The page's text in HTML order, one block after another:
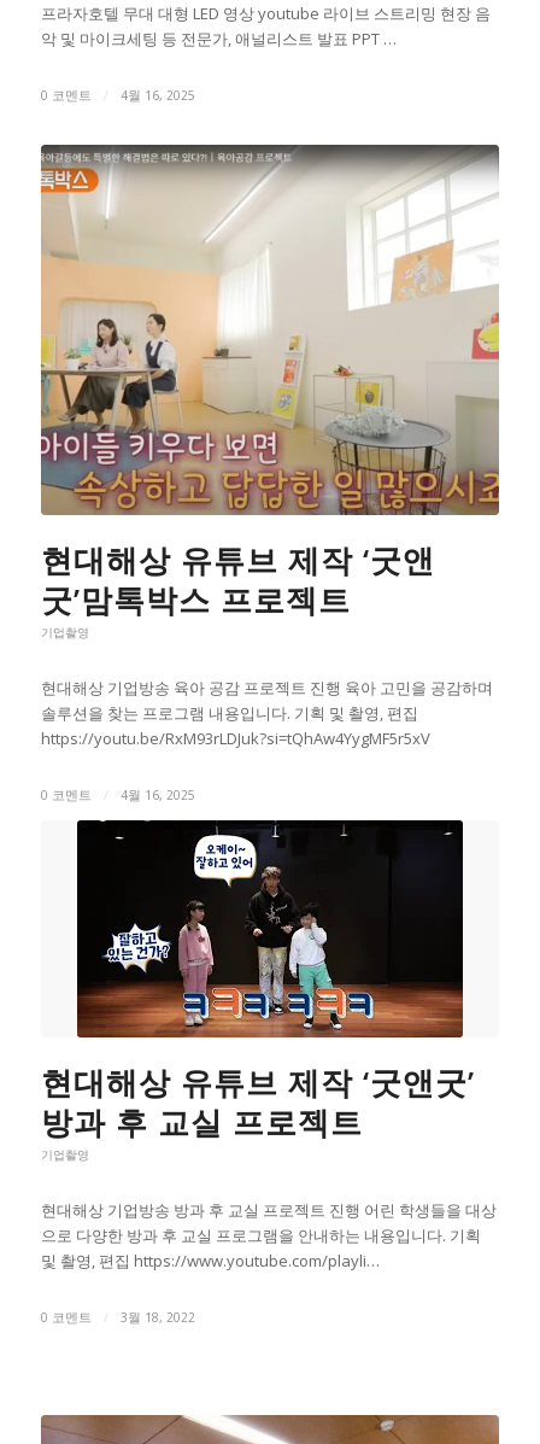
프라자호텔 무대 대형 LED 영상 youtube 라이브 스트리밍 현장 음
악 및 마이크세팅 등 전문가, 애널리스트 발표 PPT …
0 코멘트 / 4월 16, 2025
현대해상 유튜브 제작 ‘굿앤
굿’맘톡박스 프로젝트
기업촬영
현대해상 기업방송 육아 공감 프로젝트 진행 육아 고민을 공감하며
솔루션을 찾는 프로그램 내용입니다. 기획 및 촬영, 편집
https://youtu.be/RxM93rLDJuk?si=tQhAw4YygMF5r5xV
0 코멘트 / 4월 16, 2025
현대해상 유튜브 제작 ‘굿앤굿’
방과 후 교실 프로젝트
기업촬영
현대해상 기업방송 방과 후 교실 프로젝트 진행 어린 학생들을 대상
으로 다양한 방과 후 교실 프로그램을 안내하는 내용입니다. 기획
및 촬영, 편집 https://www.youtube.com/playli…
0 코멘트 / 3월 18, 2022